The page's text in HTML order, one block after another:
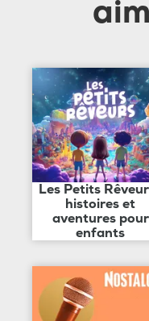
Les Petits
histoires et
aventures pour
enfants